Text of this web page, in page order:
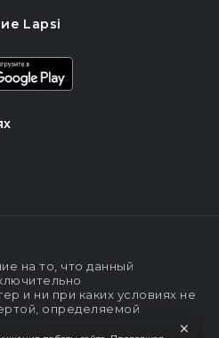
Lapsi
на то, что данный
и ни при каких условиях не
определяемой
437 Гражданского кодекса
×